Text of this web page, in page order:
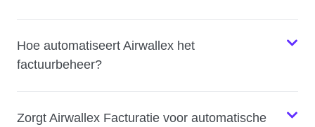
Hoe automatiseert Airwallex het
factuurbeheer?
Zorgt Airwallex Facturatie voor automatische